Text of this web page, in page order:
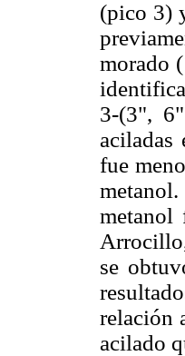
(pico 3)
morado
3-(3",
aciladas
fue
metanol
se
relación
acilado